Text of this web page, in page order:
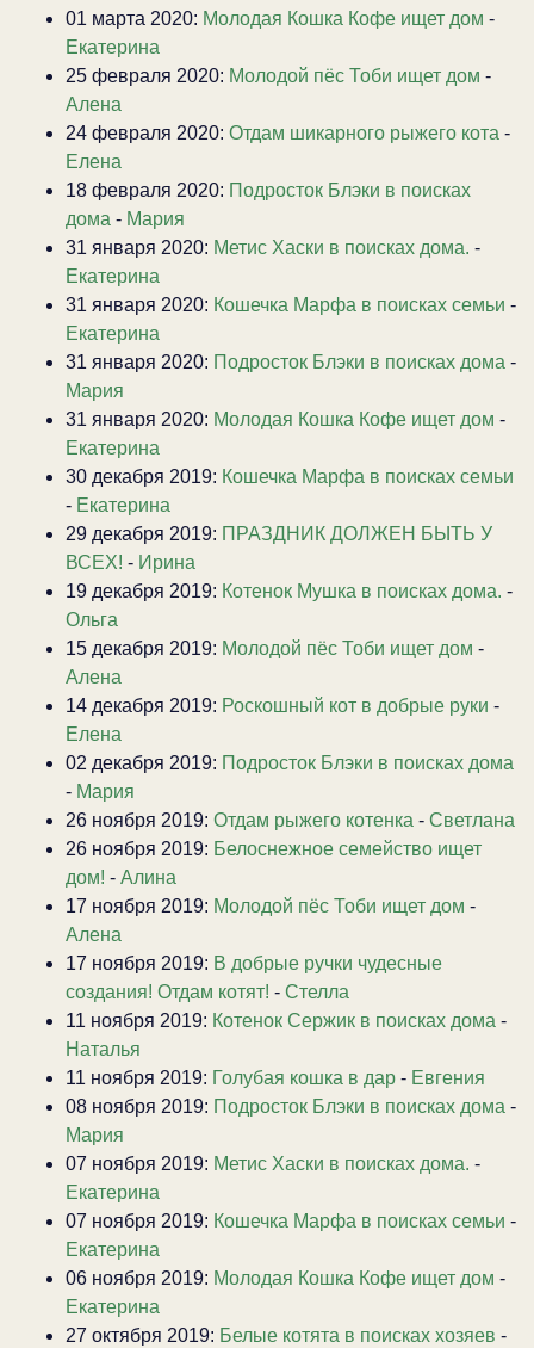
01 марта 2020: Молодая Кошка Кофе ищет дом -
Екатерина
25 февраля 2020: Молодой пёс Тоби ищет дом -
Алена
24 февраля 2020: Отдам шикарного рыжего кота -
Елена
18 февраля 2020: Подросток Блэки в поисках
дома - Мария
31 января 2020: Метис Хаски в поисках дома. -
Екатерина
31 января 2020: Кошечка Марфа в поисках семьи -
Екатерина
31 января 2020: Подросток Блэки в поисках дома -
Мария
31 января 2020: Молодая Кошка Кофе ищет дом -
Екатерина
30 декабря 2019: Кошечка Марфа в поисках семьи
- Екатерина
29 декабря 2019: ПРАЗДНИК ДОЛЖЕН БЫТЬ У
ВСЕХ! - Ирина
19 декабря 2019: Котенок Мушка в поисках дома. -
Ольга
15 декабря 2019: Молодой пёс Тоби ищет дом -
Алена
14 декабря 2019: Роскошный кот в добрые руки -
Елена
02 декабря 2019: Подросток Блэки в поисках дома
- Мария
26 ноября 2019: Отдам рыжего котенка - Светлана
26 ноября 2019: Белоснежное семейство ищет
дом! - Алина
17 ноября 2019: Молодой пёс Тоби ищет дом -
Алена
17 ноября 2019: В добрые ручки чудесные
создания! Отдам котят! - Стелла
11 ноября 2019: Котенок Сержик в поисках дома -
Наталья
11 ноября 2019: Голубая кошка в дар - Евгения
08 ноября 2019: Подросток Блэки в поисках дома -
Мария
07 ноября 2019: Метис Хаски в поисках дома. -
Екатерина
07 ноября 2019: Кошечка Марфа в поисках семьи -
Екатерина
06 ноября 2019: Молодая Кошка Кофе ищет дом -
Екатерина
27 октября 2019: Белые котята в поисках хозяев -